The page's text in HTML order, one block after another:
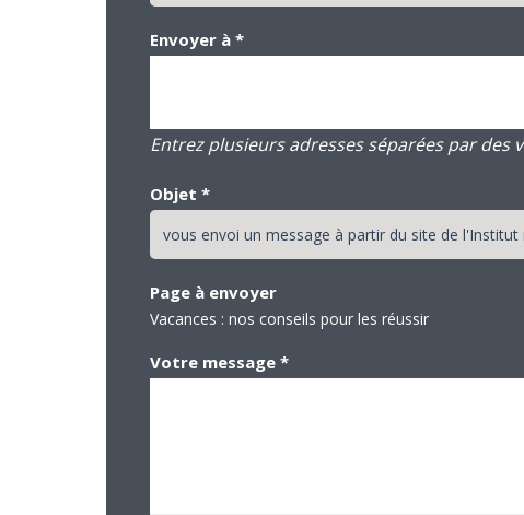
Envoyer à *
Entrez plusieurs adresses séparées par
Objet *
Page à envoyer
Vacances : nos conseils pour les réussir
Votre message *